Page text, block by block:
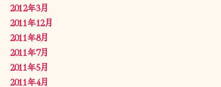
2012年3月
2011年12月
2011年8月
2011年7月
2011年5月
2011年4月